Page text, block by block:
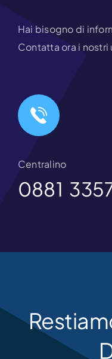
Hai bisogno di
Contatta ora i nostri
Centralino
0881